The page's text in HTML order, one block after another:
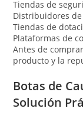
Tiendas de
Distribuidores
Tiendas de
Plataformas de
Antes de
producto y la
Botas de
Solución